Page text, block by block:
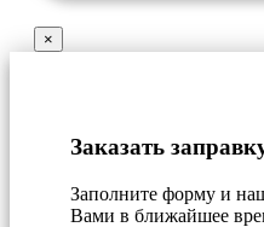
×
Заказать
Заполните форму и
Вами в ближайшее